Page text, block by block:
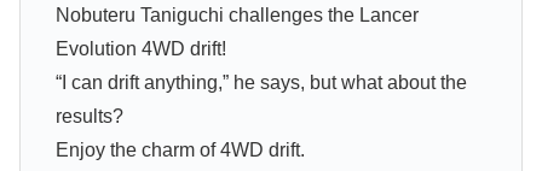
Nobuteru Taniguchi challenges the Lancer
Evolution 4WD drift!
“I can drift anything,” he says, but what about the
results?
Enjoy the charm of 4WD drift.